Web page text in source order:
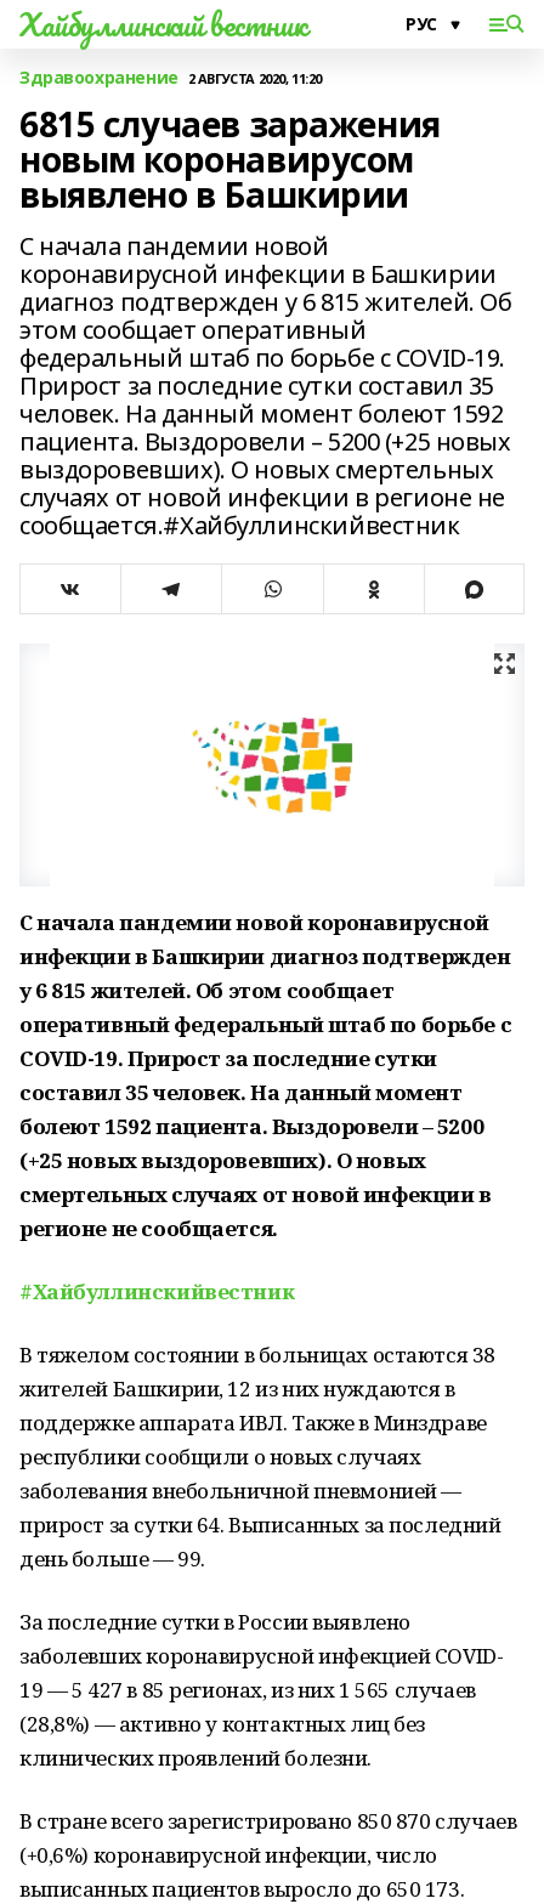
Хайбуллинский вестник
Здравоохранение 2 АВГУСТА 2020, 11:20
6815 случаев заражения
новым коронавирусом
выявлено в Башкирии
С начала пандемии новой
коронавирусной инфекции в Башкирии
диагноз подтвержден у 6 815 жителей. Об
этом сообщает оперативный
федеральный штаб по борьбе с COVID-19.
Прирост за последние сутки составил 35
человек. На данный момент болеют 1592
пациента. Выздоровели – 5200 (+25 новых
выздоровевших). О новых смертельных
случаях от новой инфекции в регионе не
сообщается.#Хайбуллинскийвестник
С начала пандемии новой коронавирусной
инфекции в Башкирии диагноз подтвержден
у 6 815 жителей. Об этом сообщает
оперативный федеральный штаб по борьбе с
COVID-19. Прирост за последние сутки
составил 35 человек. На данный момент
болеют 1592 пациента. Выздоровели – 5200
(+25 новых выздоровевших). О новых
смертельных случаях от новой инфекции в
регионе не сообщается.
#Хайбуллинскийвестник
В тяжелом состоянии в больницах остаются 38
жителей Башкирии, 12 из них нуждаются в
поддержке аппарата ИВЛ. Также в Минздраве
республики сообщили о новых случаях
заболевания внебольничной пневмонией —
прирост за сутки 64. Выписанных за последний
день больше — 99.
За последние сутки в России выявлено
заболевших коронавирусной инфекцией COVID-
19 — 5 427 в 85 регионах, из них 1 565 случаев
(28,8%) — активно у контактных лиц без
клинических проявлений болезни.
В стране всего зарегистрировано 850 870 случаев
(+0,6%) коронавирусной инфекции, число
выписанных пациентов выросло до 650 173.